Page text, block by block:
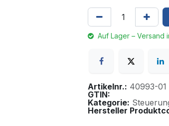
Auf Lager – Versand
Artikelnr.: 40993-01
GTIN:
Kategorie:
Hersteller